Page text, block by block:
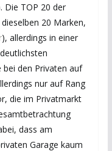
Die TOP 20 der
20 Marken,
), allerdings in einer
bei den Privaten auf
nur auf Rang
die im Privatmarkt
dass am
Garage kaum